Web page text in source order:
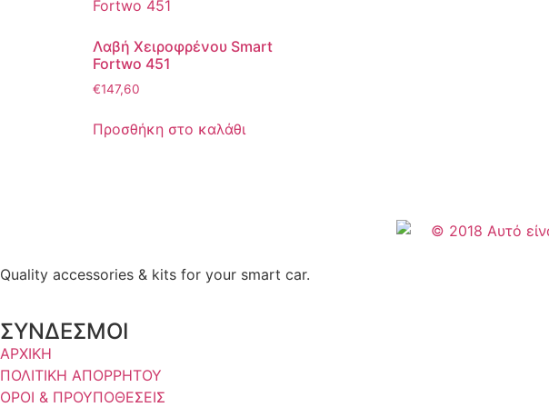
Λαβή Χειροφρένου Smart
Fortwo 451
€147,60
Προσθήκη στο καλάθι
Quality accessories & kits for your smart car.
ΣΥΝΔΕΣΜΟΙ
ΑΡΧΙΚΗ
ΠΟΛΙΤΙΚΗ ΑΠΟΡΡΗΤΟΥ
ΟΡΟΙ & ΠΡΟΥΠΟΘΕΣΕΙΣ